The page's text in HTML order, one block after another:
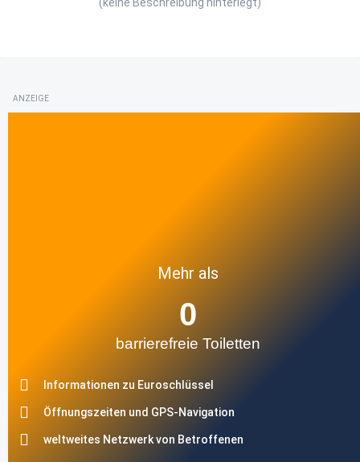
ANZEIGE
Mehr als
barrierefreie Toiletten
0
Informationen zu Euroschlüssel
Öffnungszeiten und GPS-Navigation
weltweites Netzwerk von Betroffenen